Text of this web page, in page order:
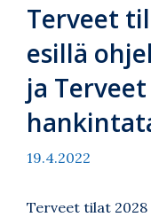
Terveet
esillä
ja
19.4.2022
Terveet tilat